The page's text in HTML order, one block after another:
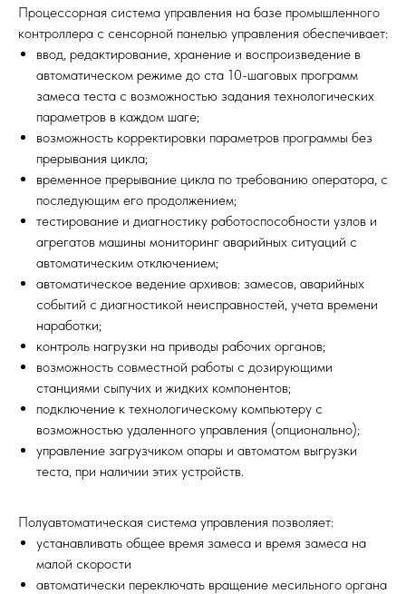
Процессорная система управления на базе промышленного
контроллера с сенсорной панелью управления обеспечивает:
ввод, редактирование, хранение и воспроизведение в
автоматическом режиме до ста 10-шаговых программ
замеса теста с возможностью задания технологических
параметров в каждом шаге;
возможность корректировки параметров программы без
прерывания цикла;
временное прерывание цикла по требованию оператора, с
последующим его продолжением;
тестирование и диагностику работоспособности узлов и
агрегатов машины мониторинг аварийных ситуаций с
автоматическим отключением;
автоматическое ведение архивов: замесов, аварийных
событий с диагностикой неисправностей, учета времени
наработки;
контроль нагрузки на приводы рабочих органов;
возможность совместной работы с дозирующими
станциями сыпучих и жидких компонентов;
подключение к технологическому компьютеру с
возможностью удаленного управления (опционально);
управление загрузчиком опары и автоматом выгрузки
теста, при наличии этих устройств.
Полуавтоматическая система управления позволяет:
устанавливать общее время замеса и время замеса на
малой скорости
автоматически переключать вращение месильного органа